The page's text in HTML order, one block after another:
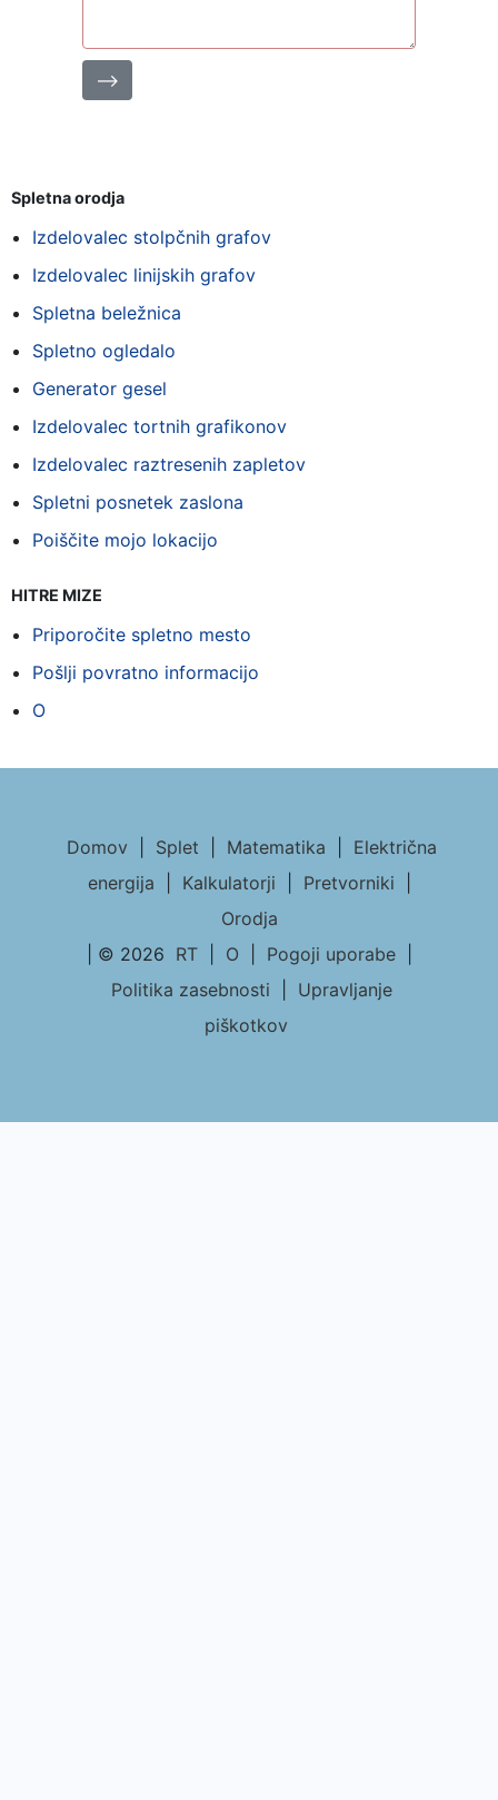
⟶
Spletna orodja
Izdelovalec stolpčnih grafov
Izdelovalec linijskih grafov
Spletna beležnica
Spletno ogledalo
Generator gesel
Izdelovalec tortnih grafikonov
Izdelovalec raztresenih zapletov
Spletni posnetek zaslona
Poiščite mojo lokacijo
HITRE MIZE
Priporočite spletno mesto
Pošlji povratno informacijo
O
Domov Splet Matematika
Električna
energija
Kalkulatorji Pretvorniki
Orodja
| © 2026 RT O Pogoji uporabe
Politika zasebnosti
Upravljanje
piškotkov